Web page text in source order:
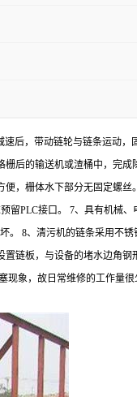
，带动链轮与链条运动
后的输送机或渣桶中，完
栅体水下部分无固定螺
PLC接口。 7、具有机械
8、清污机的链条采用不
链板，与设备的堵水边角
象，故日常维修的工作量